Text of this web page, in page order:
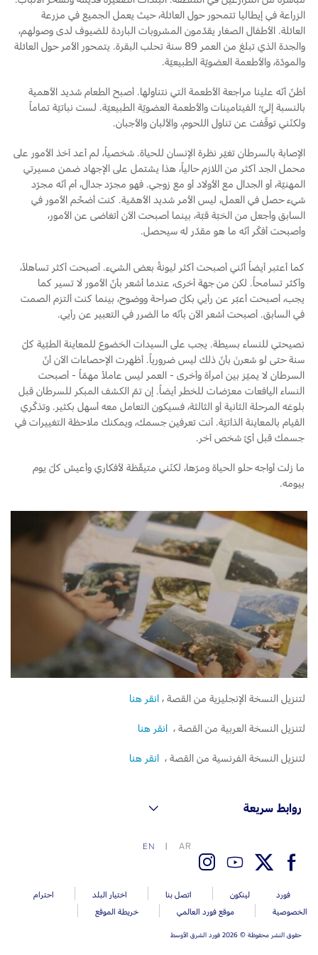
الزراعة في إيطاليا تتمحور حول العائلة، حيث يعمل الجميع في مزرعة
العائلة. الأطفال الصغار يقدّمون المشروبات الباردة للضيوف لدى وصولهم،
والجدة الذي تبلغ من العمر 89 سنة تحلب البقرة. يتمحور الأمر حول العائلة
والمودّة، والأطعمة العضويّة الطبيعيّة.
أظنّ أنّه علينا مراجعة الأطعمة التي نتناولها. أصبح الطعام شديد الأهمية
بالنسبة إليّ؛ الفيتامينات والأطعمة العضويّة الطبيعيّة. لست نباتيّة تماماً
ولكنّني توقّفت عن تناول اللحوم، والألبان والأجبان.
الإصابة بالسرطان تغيّر نظرة الإنسان للحياة. شخصياً، لم أعد آخذ الأمور على
محمل الجد أكثر من اللازم حالياً، هذا يشتمل على الإجهاد ضمن مسيرتي
المهنيّة، أو الجدال مع الأولاد أو مع زوجي. فهو مجرّد جدال، أم أنّه مجرّد
شيء حصل في العمل، ليس الأمر شديد الأهمّية. كنت أضخّم الأمور في
السابق وأجعل من الحَبّة قبّة، بينما أصبحت الآن أتغاضى عن الأمور،
وأصبحت أفكّر أنّه ما هو مقدّر له سيحصل.
كما أعتبر أيضاً أنّني أصبحت أكثر ليونةً بعض الشيء. أصبحت أكثر تساهلاً،
وأكثر تسامحاً. لكن من جهة أخرى، عندما أشعر بأنّ الأمور لا تسير كما
يجب، أصبحت أعبّر عن رأيي بكلّ صراحة ووضوح، بينما كنت ألتزم الصمت
في السابق. أصبحت أشعر الآن بأنّه ما الضرر في التعبير عن رأيي.
نصيحتي للنساء بسيطة. يجب على السيدات الخضوع للمعاينة الطبّية كلّ
سنة حتى لو شعرنَ بأنّ ذلك ليس ضرورياً. أظهرت الإحصاءات الآن أنّ
السرطان لا يميّز بين امرأة وأخرى - العمر ليس عاملاً مهمّاً - أصبحت
النساء اليافعات معرّضات للخطر أيضاً. إن تمّ الكشف المبكر للسرطان قبل
بلوغه المرحلة الثانية أو الثالثة، فسيكون التعامل معه أسهل بكثير. وتذكّري
القيام بالمعاينة الذاتيّة. أنت تعرفين جسمك، ويمكنك ملاحظة التغييرات في
جسمك قبل أيّ شخص آخر.
ما زلت أواجه حلو الحياة ومرّها، لكنّني متيقّظة لأفكاري وأعيش كلّ يوم
بيومه.
لتنزيل النسخة الإنجليزية من القصة ، انقر هنا
لتنزيل النسخة العربية من القصة ، انقر هنا
لتنزيل النسخة الفرنسية من القصة ، انقر هنا
AR
EN
فورد لينكون اتصل بنا اختيار البلد
احترام
الخصوصية
موقع فورد العالمي خريطة الموقع
حقوق النشر محفوظة © 2026 فورد الشرق الأوسط
روابط سريعة